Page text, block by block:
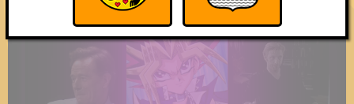
The Last of Us Wir sind ERSTER?!